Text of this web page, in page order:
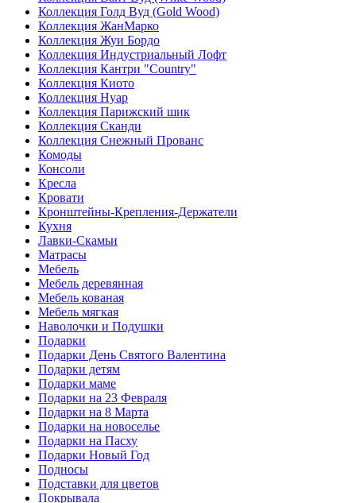
Коллекция Голд Вуд (Gold Wood)
Коллекция ЖанМарко
Коллекция Жуи Бордо
Коллекция Индустриальный Лофт
Коллекция Кантри "Country"
Коллекция Киото
Коллекция Нуар
Коллекция Парижский шик
Коллекция Сканди
Коллекция Снежный Прованс
Комоды
Консоли
Кресла
Кровати
Кронштейны-Крепления-Держатели
Кухня
Лавки-Скамьи
Матрасы
Мебель
Мебель деревянная
Мебель кованая
Мебель мягкая
Наволочки и Подушки
Подарки
Подарки День Святого Валентина
Подарки детям
Подарки маме
Подарки на 23 Февраля
Подарки на 8 Марта
Подарки на новоселье
Подарки на Пасху
Подарки Новый Год
Подносы
Подставки для цветов
Покрывала